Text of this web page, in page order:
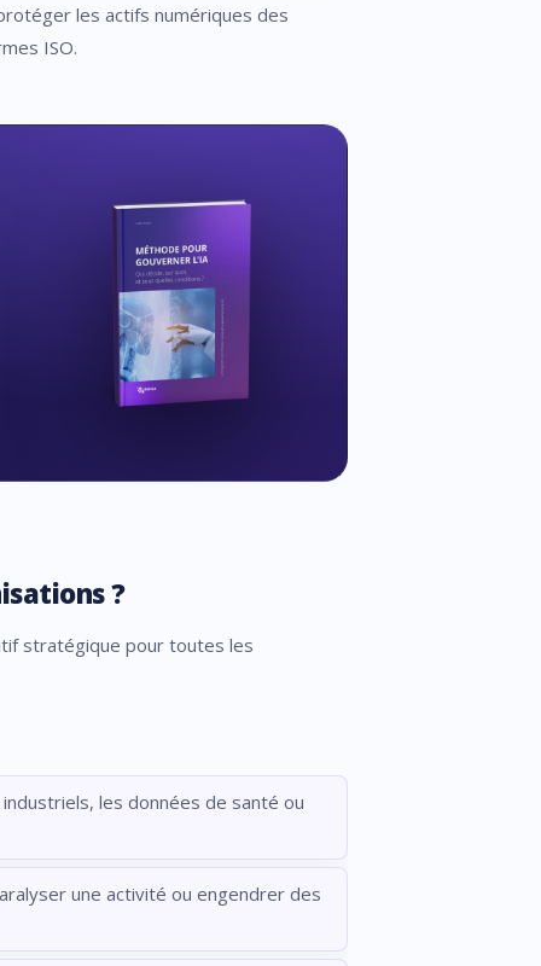
les actifs numériques des
ISO.
?
stratégique pour toutes les
les données de santé ou
une activité ou engendrer des